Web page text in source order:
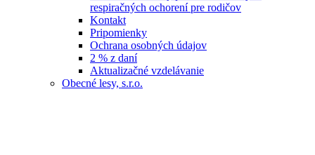
respiračných ochorení pre rodičov
Kontakt
Pripomienky
Ochrana osobných údajov
2 % z daní
Aktualizačné vzdelávanie
Obecné lesy, s.r.o.